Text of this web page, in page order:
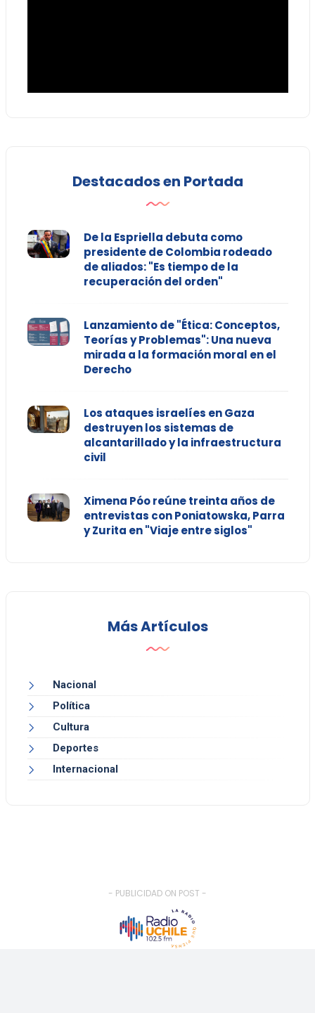
Destacados en Portada
De la Espriella debuta como
presidente de Colombia rodeado
de aliados: "Es tiempo de la
recuperación del orden"
Lanzamiento de "Ética: Conceptos,
Teorías y Problemas": Una nueva
mirada a la formación moral en el
Derecho
Los ataques israelíes en Gaza
destruyen los sistemas de
alcantarillado y la infraestructura
civil
Ximena Póo reúne treinta años de
entrevistas con Poniatowska, Parra
y Zurita en "Viaje entre siglos"
Más Artículos
Nacional
Política
Cultura
Deportes
Internacional
- PUBLICIDAD ON POST -